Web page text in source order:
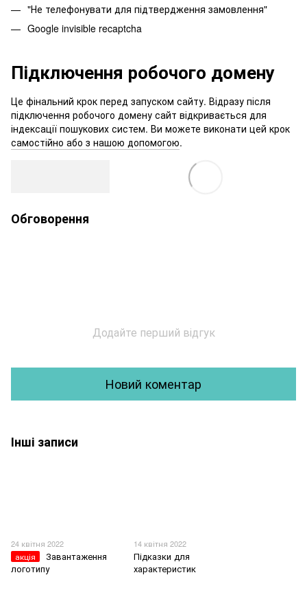
"Не телефонувати для підтвердження замовлення"
Google invisible recaptcha
Підключення робочого домену
Це фінальний крок перед запуском сайту. Відразу після
підключення робочого домену сайт відкривається для
індексації пошукових систем. Ви можете виконати цей крок
самостійно або з нашою допомогою.
Обговорення
Додайте перший відгук
Новий коментар
Інші записи
24 квітня 2022
акція
Завантаження
логотипу
14 квітня 2022
Підказки для
характеристик